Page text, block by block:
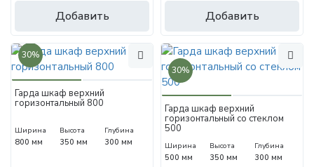
Добавить Добавить
30%
Гарда шкаф верхний
горизонтальный 800
Ширина
800 мм
Высота
350 мм
Глубина
300 мм
30%
Гарда шкаф верхний
горизонтальный со стеклом
500
Ширина
500 мм
Высота
350 мм
Глубина
300 мм